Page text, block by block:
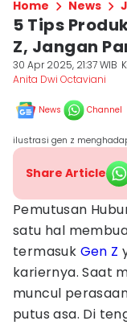
Home News
5 Tips
Z, Jangan
30 Apr 2025, 21:37 WIB
Anita Dwi Octaviani
News Channel
ilustrasi gen z
Share Article
Pemutusan
satu hal
termasuk Gen Z
kariernya. Saat
muncul
putus asa. Di